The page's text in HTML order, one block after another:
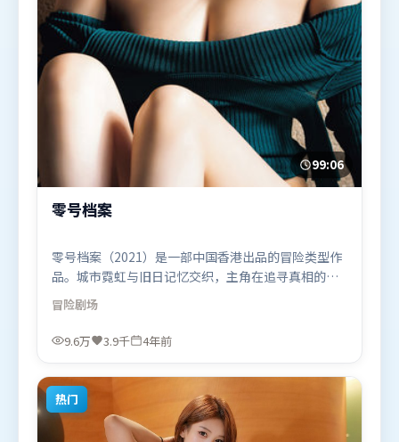
99:06
零号档案
零号档案（2021）是一部中国香港出品的冒险类型作
品。城市霓虹与旧日记忆交织，主角在追寻真相的路
上不断付出代价。摄影与美术共同营造出强烈地域气
质，增强沉浸感。由陈思诚执导，汤唯、易烊千玺、
章子怡，杨幂等联袂出演。影片于2021年11月23日
材的观众观看。
冒险剧场
9.6万 3.9千 4年前
热门